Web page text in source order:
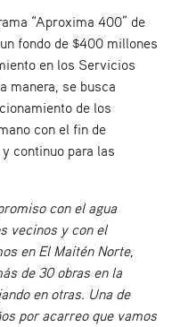
“Aproxima 400” de
fondo de $400 millones
en los Servicios
manera, se busca
de los
con el fin de
continuo para las
con el agua
vecinos y con el
en El Maitén Norte,
de 30 obras en la
en otras. Una de
por acarreo que vamos